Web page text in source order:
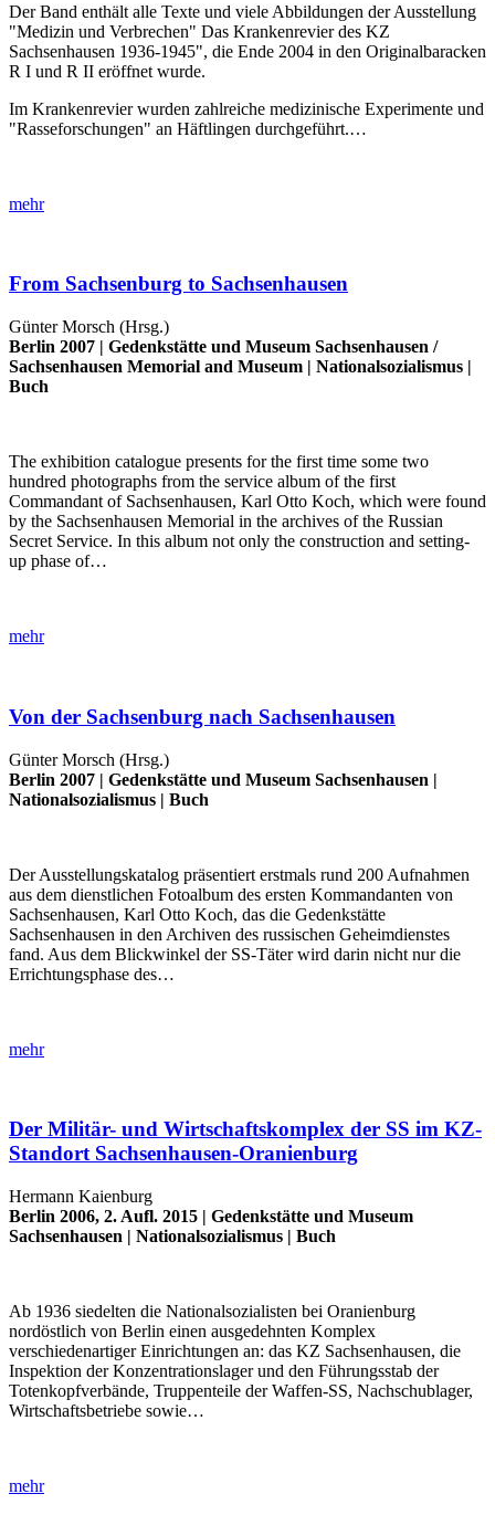
Der Band enthält alle Texte und viele Abbildungen der Ausstellung
"Medizin und Verbrechen" Das Krankenrevier des KZ
Sachsenhausen 1936-1945", die Ende 2004 in den Originalbaracken
R I und R II eröffnet wurde.
Im Krankenrevier wurden zahlreiche medizinische Experimente und
"Rasseforschungen" an Häftlingen durchgeführt.…
mehr
From Sachsenburg to Sachsenhausen
Günter Morsch (Hrsg.)
Berlin 2007 | Gedenkstätte und Museum Sachsenhausen /
Sachsenhausen Memorial and Museum | Nationalsozialismus |
Buch
The exhibition catalogue presents for the first time some two
hundred photographs from the service album of the first
Commandant of Sachsenhausen, Karl Otto Koch, which were found
by the Sachsenhausen Memorial in the archives of the Russian
Secret Service. In this album not only the construction and setting-
up phase of…
mehr
Von der Sachsenburg nach Sachsenhausen
Günter Morsch (Hrsg.)
Berlin 2007 | Gedenkstätte und Museum Sachsenhausen |
Nationalsozialismus | Buch
Der Ausstellungskatalog präsentiert erstmals rund 200 Aufnahmen
aus dem dienstlichen Fotoalbum des ersten Kommandanten von
Sachsenhausen, Karl Otto Koch, das die Gedenkstätte
Sachsenhausen in den Archiven des russischen Geheimdienstes
fand. Aus dem Blickwinkel der SS-Täter wird darin nicht nur die
Errichtungsphase des…
mehr
Der Militär- und Wirtschaftskomplex der SS im KZ-
Standort Sachsenhausen-Oranienburg
Hermann Kaienburg
Berlin 2006, 2. Aufl. 2015 | Gedenkstätte und Museum
Sachsenhausen | Nationalsozialismus | Buch
Ab 1936 siedelten die Nationalsozialisten bei Oranienburg
nordöstlich von Berlin einen ausgedehnten Komplex
verschiedenartiger Einrichtungen an: das KZ Sachsenhausen, die
Inspektion der Konzentrationslager und den Führungsstab der
Totenkopfverbände, Truppenteile der Waffen-SS, Nachschublager,
Wirtschaftsbetriebe sowie…
mehr